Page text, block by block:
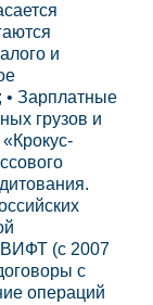
и
• Зарплатные
грузов и
(с 2007
с
операций